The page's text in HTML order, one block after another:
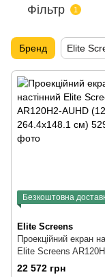
Фільтр 1
Бренд Elite
Безкоштовна
Elite Screens
Проекційний екран
Elite Screens
(120", 16:9,
22 572 грн